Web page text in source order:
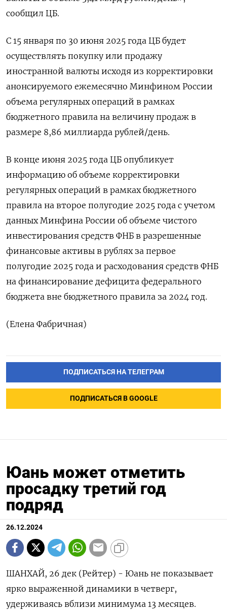
сообщил ЦБ.
С 15 января по 30 июня 2025 года ЦБ будет
осуществлять покупку или продажу
иностранной валюты исходя из корректировки
анонсируемого ежемесячно Минфином России
объема регулярных операций в рамках
бюджетного правила на величину продаж в
размере 8,86 миллиарда рублей/день.
В конце июня 2025 года ЦБ опубликует
информацию об объеме корректировки
регулярных операций в рамках бюджетного
правила на второе полугодие 2025 года с учетом
данных Минфина России об объеме чистого
инвестирования средств ФНБ в разрешенные
финансовые активы в рублях за первое
полугодие 2025 года и расходования средств ФНБ
на финансирование дефицита федерального
бюджета вне бюджетного правила за 2024 год.
(Елена Фабричная)
ПОДПИСАТЬСЯ НА ТЕЛЕГРАМ
ПОДПИСАТЬСЯ В GOOGLE
Юань может отметить
просадку третий год
подряд
26.12.2024
ШАНХАЙ, 26 дек (Рейтер) - Юань не показывает
ярко выраженной динамики в четверг,
удерживаясь вблизи минимума 13 месяцев.